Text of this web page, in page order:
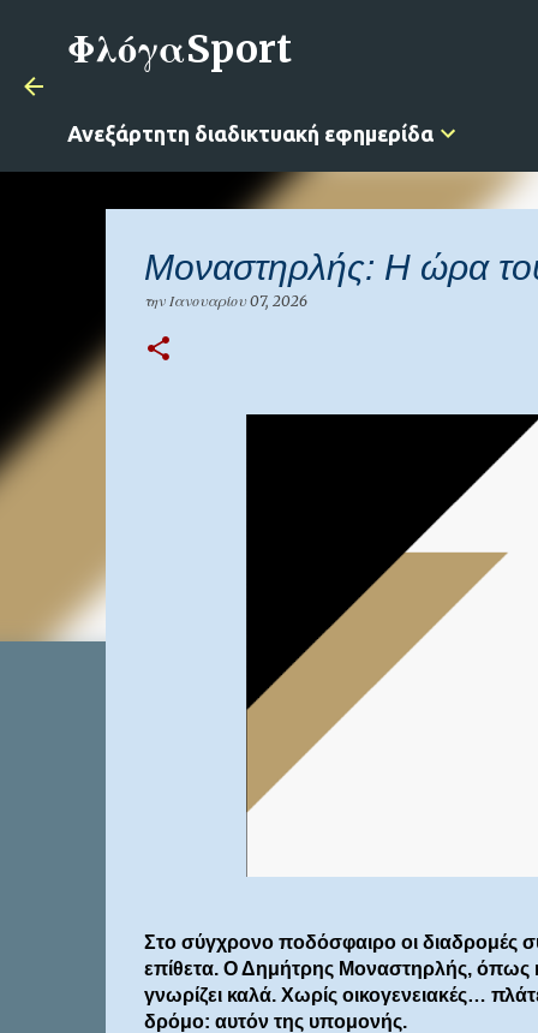
ΦλόγαSport
Ανεξάρτητη διαδικτυακή εφημερίδα
Μοναστηρλής: Η ώρα
την Ιανουαρίου 07, 2026
Στο σύγχρονο ποδόσφαιρο οι διαδρομές
επίθετα. Ο Δημήτρης Μοναστηρλής, όπως
γνωρίζει καλά. Χωρίς οικογενειακές…
δρόμο: αυτόν της υπομονής.